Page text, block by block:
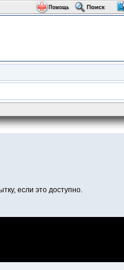
если это доступно.